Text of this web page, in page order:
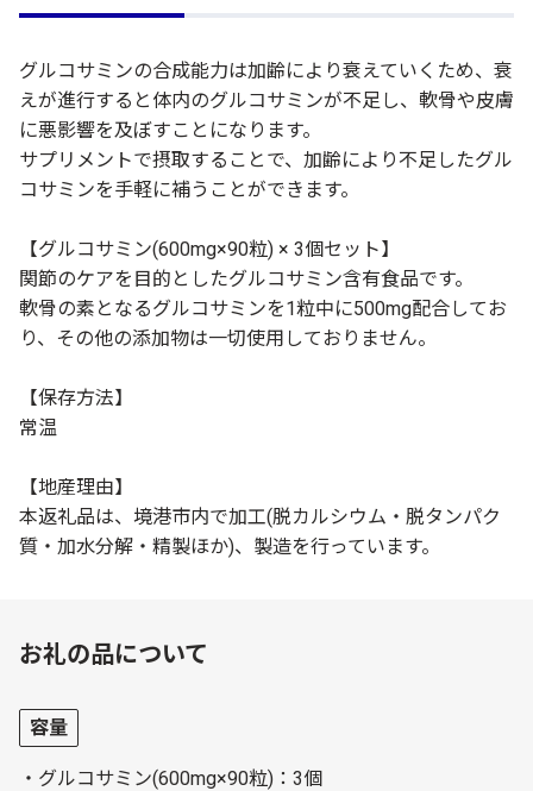
グルコサミンの合成能力は加齢により衰えていくため、衰
えが進行すると体内のグルコサミンが不足し、軟骨や皮膚
に悪影響を及ぼすことになります。
サプリメントで摂取することで、加齢により不足したグル
コサミンを手軽に補うことができます。
【グルコサミン(600mg×90粒) × 3個セット】
関節のケアを目的としたグルコサミン含有食品です。
軟骨の素となるグルコサミンを1粒中に500mg配合してお
り、その他の添加物は一切使用しておりません。
【保存方法】
常温
【地産理由】
本返礼品は、境港市内で加工(脱カルシウム・脱タンパク
質・加水分解・精製ほか)、製造を行っています。
お礼の品について
容量
・グルコサミン(600mg×90粒)：3個